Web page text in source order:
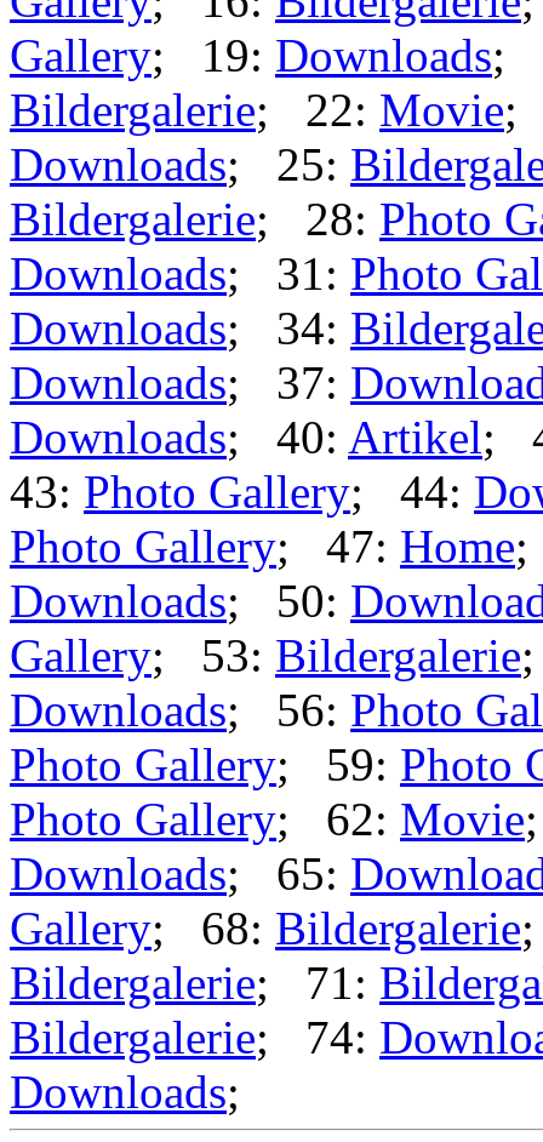
Gallery; 16: Bildergalerie
Gallery; 19: Downloads;
Bildergalerie; 22: Movie;
Downloads; 25:
Bildergalerie; 28: Photo
Downloads; 31: Photo
Downloads; 34:
Downloads; 37:
Downloads; 40: Artikel;
43: Photo Gallery; 44:
Photo Gallery; 47: Home
Downloads; 50:
Gallery; 53: Bildergalerie
Downloads; 56: Photo
Photo Gallery; 59: Photo
Photo Gallery; 62: Movie
Downloads; 65:
Gallery; 68: Bildergalerie
Bildergalerie; 71:
Bildergalerie; 74:
Downloads;